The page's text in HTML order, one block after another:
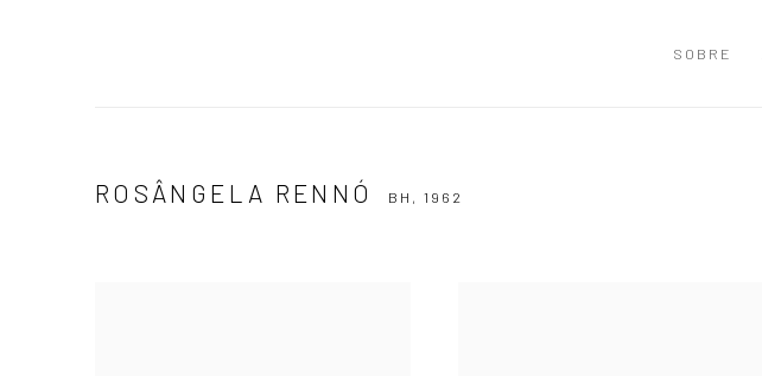
SOBRE
ROSÂNGELA RENNÓ BH, 1962